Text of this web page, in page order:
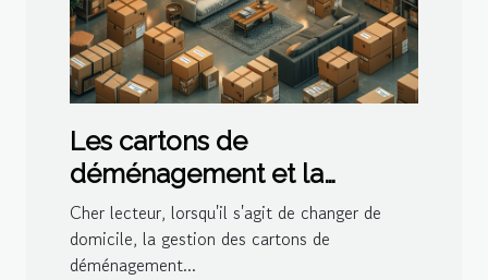
Les cartons de
déménagement et la
gestion de l'espace dans le
logement
Cher lecteur, lorsqu'il s'agit de changer de
domicile, la gestion des cartons de
déménagement...